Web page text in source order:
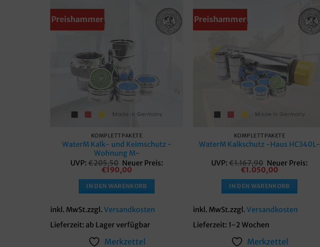
Preishammer
Merkzettel
KOMPLETTPAKETE
WaterM Kalk- und Keimschutz -
Wohnung M-
UVP: €205,50 Ursprünglicher
Preis
€205,50
Neuer Preis:
€190,00
ist:
€190,00.
IN DEN WARENKORB
inkl. MwSt.zzgl. Versandkosten
Lieferzeit: ab Lager verfügbar
Merkzettel
Preishammer
Merkzettel
KOMPLETTPAKETE
WaterM Kalkschutz -Haus HC340L-
UVP: €1.167,90 Ursprünglicher
Preis
war:
€1.167,90
Neuer Preis:
€1.050,00
ist:
€1.050,00.
IN DEN WARENKORB
inkl. MwSt.zzgl. Versandkosten
Lieferzeit: 1-2 Wochen
Merkzettel